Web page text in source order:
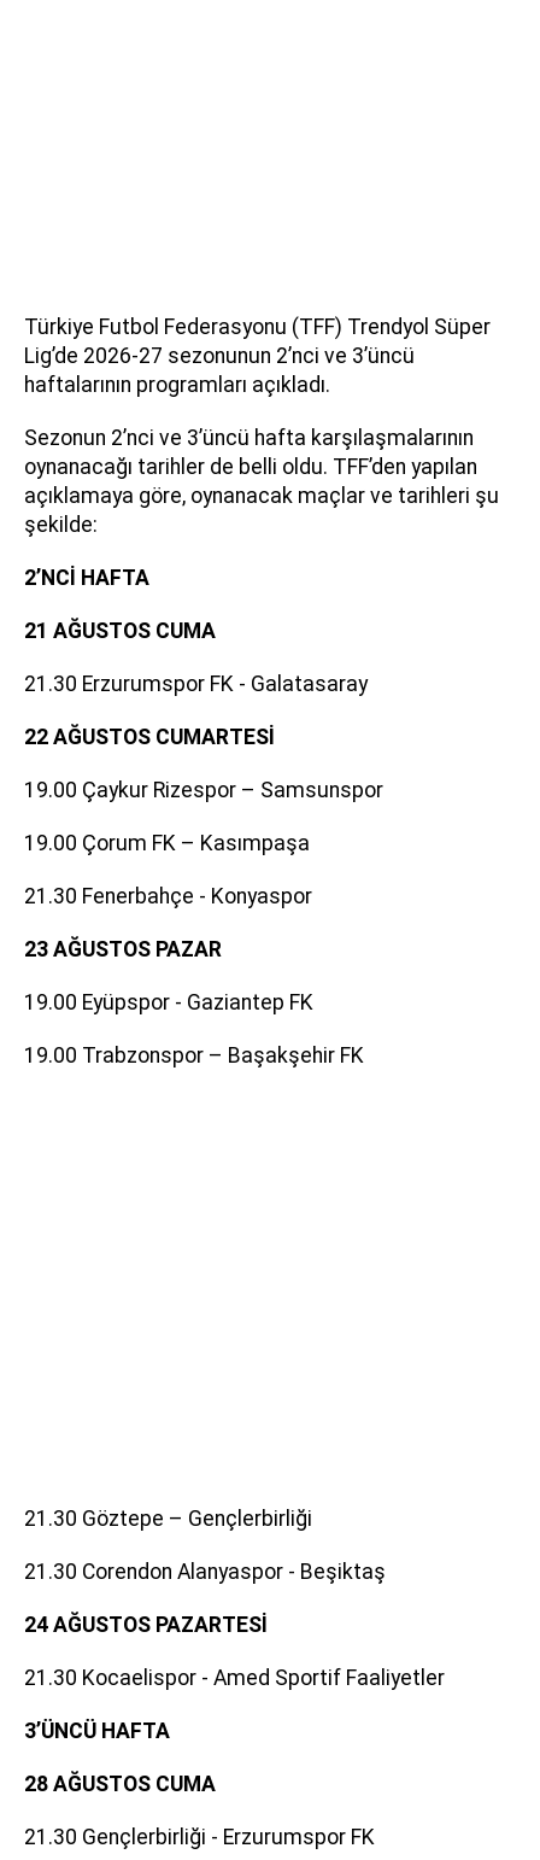
Türkiye Futbol Federasyonu (TFF) Trendyol Süper
Lig’de 2026-27 sezonunun 2’nci ve 3’üncü
haftalarının programları açıkladı.
Sezonun 2’nci ve 3’üncü hafta karşılaşmalarının
oynanacağı tarihler de belli oldu. TFF’den yapılan
açıklamaya göre, oynanacak maçlar ve tarihleri şu
şekilde:
2’NCİ HAFTA
21 AĞUSTOS CUMA
21.30 Erzurumspor FK - Galatasaray
22 AĞUSTOS CUMARTESİ
19.00 Çaykur Rizespor – Samsunspor
19.00 Çorum FK – Kasımpaşa
21.30 Fenerbahçe - Konyaspor
23 AĞUSTOS PAZAR
19.00 Eyüpspor - Gaziantep FK
19.00 Trabzonspor – Başakşehir FK
21.30 Göztepe – Gençlerbirliği
21.30 Corendon Alanyaspor - Beşiktaş
24 AĞUSTOS PAZARTESİ
21.30 Kocaelispor - Amed Sportif Faaliyetler
3’ÜNCÜ HAFTA
28 AĞUSTOS CUMA
21.30 Gençlerbirliği - Erzurumspor FK